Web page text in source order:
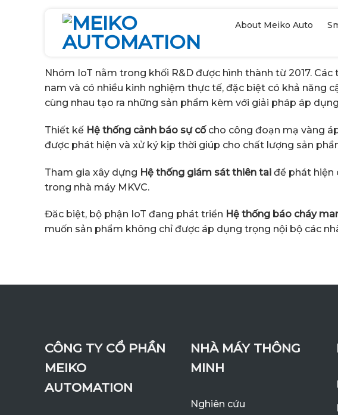
About Meiko Auto
Nhóm IoT nằm trong khối R&D được hình thành từ 2017.
nam và có nhiều kinh nghiệm thực tế, đặc biệt có khả năng
cùng nhau tạo ra những sản phẩm kèm với giải pháp áp
Thiết kế Hệ thống cảnh báo sự cốcho công đoạn mạ vàng
được phát hiện và xử ký kịp thời giúp cho chất lượng sản
Tham gia xây dựng Hệ thống giám sát thiên tai để phát hiện
trong nhà máy MKVC.
Đăc biệt, bộ phận IoT đang phát triển Hệ thống báo cháy
muốn sản phẩm không chỉ được áp dụng trọng nội bộ các
CÔNG TY CỔ PHẦN
MEIKO
AUTOMATION
NHÀ MÁY THÔNG
MINH
Nghiên cứu